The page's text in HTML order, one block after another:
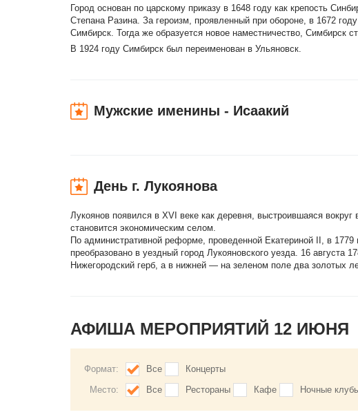
Город основан по царскому приказу в 1648 году как крепость
Степана Разина. За героизм, проявленный при обороне, в 1672
Симбирск. Тогда же образуется новое наместничество, Симбирск
В 1924 году Симбирск был переименован в Ульяновск.
Мужские именины - Исаакий
День г. Лукоянова
Лукоянов появился в XVI веке как деревня, выстроившаяся
становится экономическим селом.
По административной реформе, проведенной Екатериной II, в
преобразовано в уездный город Лукояновского уезда. 16
Нижегородский герб, а в нижней — на зеленом поле два золотых
АФИША МЕРОПРИЯТИЙ 12 ИЮНЯ
Формат: Все
Концерты
Место:
Все Рестораны Кафе Ночные